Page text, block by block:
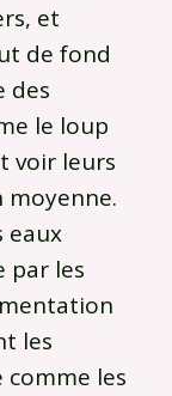
et
de fond
des
le loup
voir leurs
moyenne.
eaux
par les
les
comme les